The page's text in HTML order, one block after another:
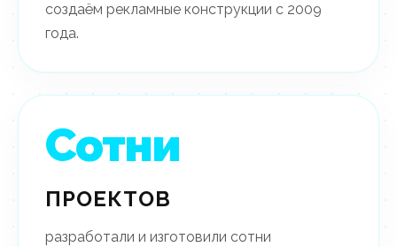
создаём рекламные конструкции с 2009
года.
Сотни
ПРОЕКТОВ
разработали и изготовили сотни